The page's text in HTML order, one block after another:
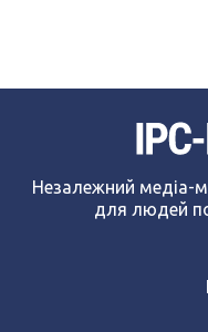
Незалежний медіа-
для людей